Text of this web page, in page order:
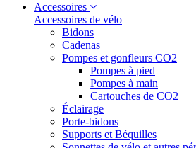
Accessoires
Accessoires de vélo
Bidons
Cadenas
Pompes et gonfleurs CO2
Pompes à pied
Pompes à main
Cartouches de CO2
Éclairage
Porte-bidons
Supports et Béquilles